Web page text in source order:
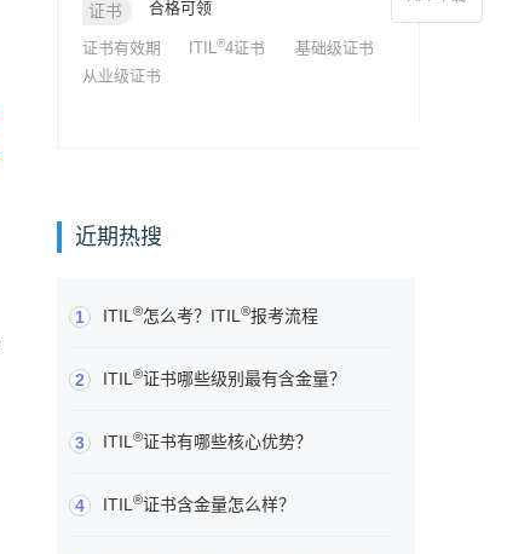
证书 合格可领
证书有效期 ITIL®4证书
基础级证书
从业级证书
近期热搜
1 ITIL®怎么考？ITIL®报考流程
2 ITIL®证书哪些级别最有含金量？
3 ITIL®证书有哪些核心优势？
4 ITIL®证书含金量怎么样？